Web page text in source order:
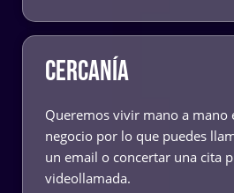
CERCANÍA
Queremos vivir mano a mano
negocio por lo que puedes
un email o concertar una cita
videollamada.